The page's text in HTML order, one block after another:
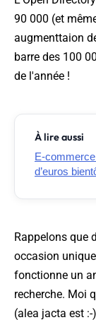
90 000 (et
augmenttaion
barre des 100
de l'année !
À lire aussi
E-
d’euros
Rappelons que
occasion
fonctionne un
recherche. Moi
(alea jacta est